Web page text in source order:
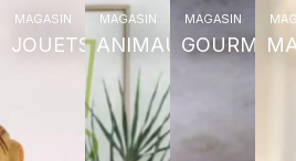
MAGASIN
JOUETS
MAGASIN
ANIMAUX
MAGASIN
GOURMET